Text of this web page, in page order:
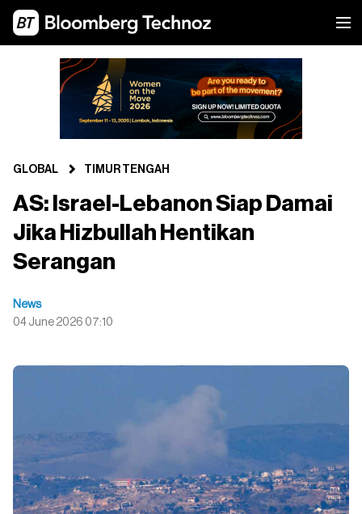
GLOBAL TIMUR TENGAH
AS: Israel-Lebanon Siap Damai
Jika Hizbullah Hentikan
Serangan
News
04 June 2026 07:10